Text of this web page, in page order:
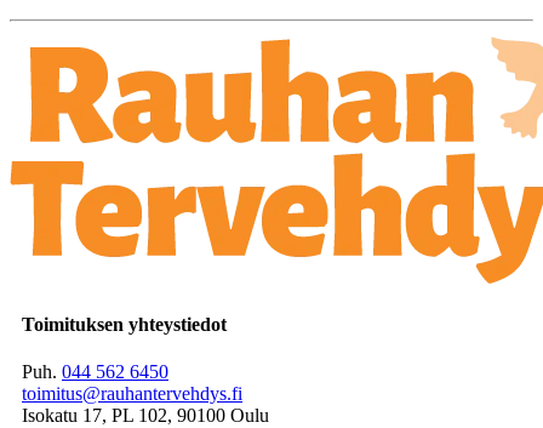
Toimituksen yhteystiedot
Puh. 044 562 6450
toimitus@rauhantervehdys.fi
Isokatu 17, PL 102, 90100 Oulu